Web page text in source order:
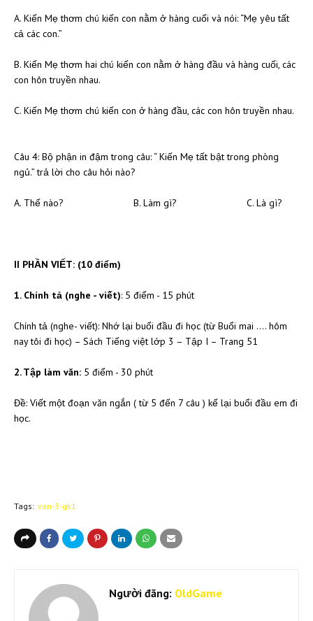
A. Kiến Mẹ thơm chú kiến con nằm ở hàng cuối và nói: “Mẹ yêu tất
cả các con.”
B. Kiến Mẹ thơm hai chú kiến con nằm ở hàng đầu và hàng cuối, các
con hôn truyền nhau.
C. Kiến Mẹ thơm chú kiến con ở hàng đầu, các con hôn truyền nhau.
Câu 4: Bộ phận in đậm trong câu: “ Kiến Mẹ tất bật trong phòng
ngủ.” trả lời cho câu hỏi nào?
A. Thế nào? B. Làm gì? C. Là gì?
II PHẦN VIẾT: (10 điểm)
1. Chính tả (nghe - viết): 5 điểm - 15 phút
Chính tả (nghe- viết): Nhớ lại buổi đầu đi học (từ Buổi mai …. hôm
nay tôi đi học) – Sách Tiếng việt lớp 3 – Tập I – Trang 51
2. Tập làm văn: 5 điểm - 30 phút
Đề: Viết một đoạn văn ngắn ( từ 5 đến 7 câu ) kể lại buổi đầu em đi
học.
Tags: van-3-gk1
Người đăng: OldGame